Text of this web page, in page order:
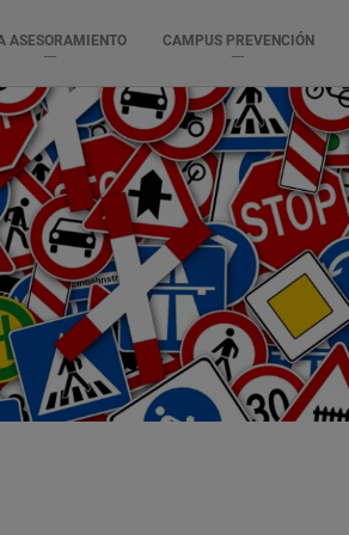
ASESORAMIENTO CAMPUS PREVENCIÓN